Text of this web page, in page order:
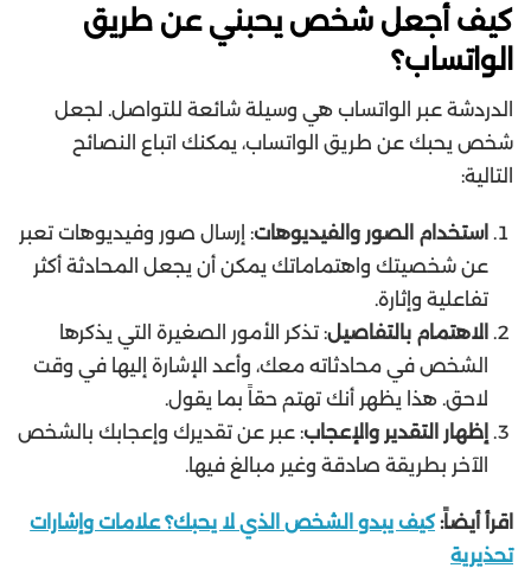
كيف أجعل شخص يحبني عن طريق
الواتساب؟
الدردشة عبر الواتساب هي وسيلة شائعة للتواصل. لجعل
شخص يحبك عن طريق الواتساب، يمكنك اتباع النصائح
التالية:
استخدام الصور والفيديوهات: إرسال صور وفيديوهات تعبر
عن شخصيتك واهتماماتك يمكن أن يجعل المحادثة أكثر
تفاعلية وإثارة.
الاهتمام بالتفاصيل: تذكر الأمور الصغيرة التي يذكرها
الشخص في محادثاته معك، وأعد الإشارة إليها في وقت
لاحق. هذا يظهر أنك تهتم حقاً بما يقول.
إظهار التقدير والإعجاب: عبر عن تقديرك وإعجابك بالشخص
الآخر بطريقة صادقة وغير مبالغ فيها.
اقرأ أيضاً: كيف يبدو الشخص الذي لا يحبك؟ علامات وإشارات
تحذيرية